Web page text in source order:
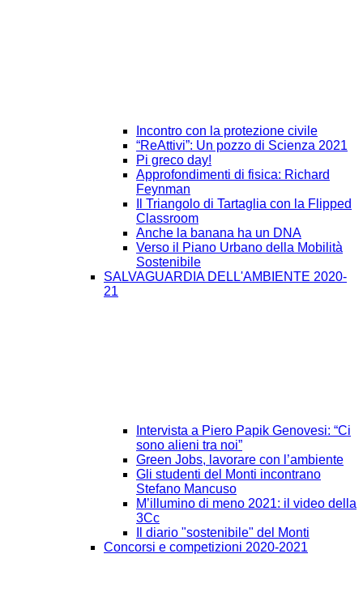
Incontro con la protezione civile
“ReAttivi”: Un pozzo di Scienza 2021
Pi greco day!
Approfondimenti di fisica: Richard
Feynman
Il Triangolo di Tartaglia con la Flipped
Classroom
Anche la banana ha un DNA
Verso il Piano Urbano della Mobilità
Sostenibile
SALVAGUARDIA DELL'AMBIENTE 2020-
21
Intervista a Piero Papik Genovesi: “Ci
sono alieni tra noi”
Green Jobs, lavorare con l’ambiente
Gli studenti del Monti incontrano
Stefano Mancuso
M’illumino di meno 2021: il video della
3Cc
Il diario "sostenibile" del Monti
Concorsi e competizioni 2020-2021